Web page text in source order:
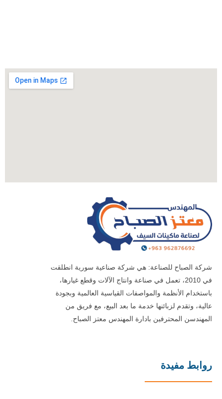
شركة الصباح للصناعة: هي شركة صناعية سورية انطلقت
في 2010، تعمل في صناعة وانتاج الآلات وقطع غيارها،
باستخدام الأنظمة والمواصفات القياسية العالمية وبجودة
عالية، وتقدم لزبائنها خدمة ما بعد البيع، مع فريق من
المهندسن المحترفين بادارة المهندس معتز الصباح.
روابط مفيدة